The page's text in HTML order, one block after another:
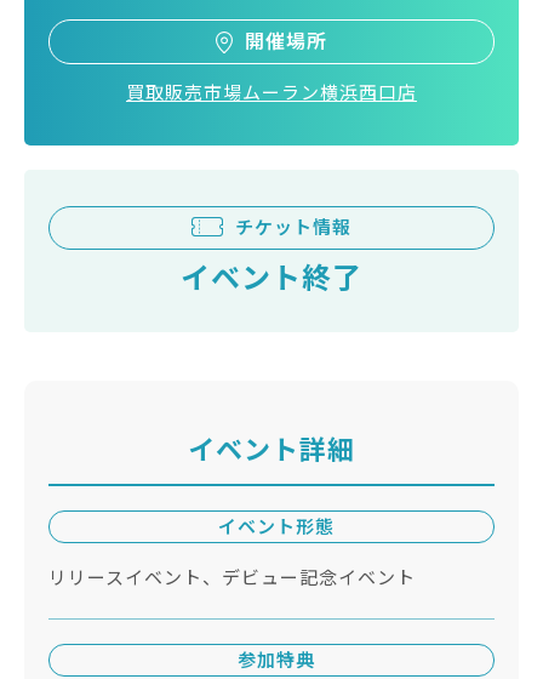
開催場所
買取販売市場ムーラン横浜西口店
チケット情報
イベント終了
イベント詳細
イベント形態
リリースイベント、デビュー記念イベント
参加特典